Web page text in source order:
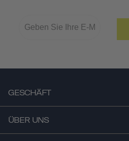
GESCHÄFT
ÜBER UNS